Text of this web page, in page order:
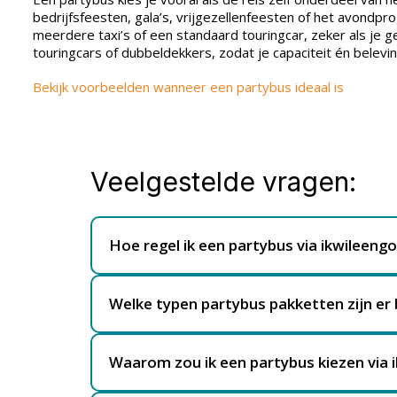
bedrijfsfeesten, gala’s, vrijgezellenfeesten of het
meerdere taxi’s of een standaard touringcar, zeker als je
touringcars of dubbeldekkers, zodat je capaciteit én
Bekijk voorbeelden wanneer een partybus ideaal is
Veelgestelde vragen:
Hoe regel ik een partybus via
Een partybus regel je eenvoudig via het
busmaatschappijen die gespecialiseerd zijn
zelf afbellen van talloze bedrijven. Na
beste bij jouw wensen past.
Welke typen partybus pakketten zijn er
Via ikwileengoedkopebushuren.nl kun je
eventpakketten waarbij de partybus een
gekoelde drankvoorzieningen, uitgebreidere
Waarom zou ik een partybus kiezen
Het kiezen van een partybus via